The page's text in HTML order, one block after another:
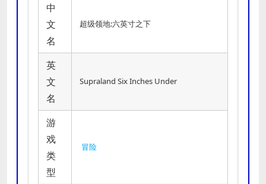
中
文
名
超级领地:六英寸之下
英
文
名
Supraland Six Inches Under
游
戏
类
型
冒险